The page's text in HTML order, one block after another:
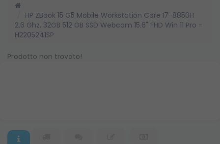
HP ZBook 15 G5 Mobile Workstation Core I7-8850H
2.6 Ghz. 32GB 512 GB SSD Webcam 15.6" FHD Win 11 Pro -
H2205241SP
Prodotto non trovato!